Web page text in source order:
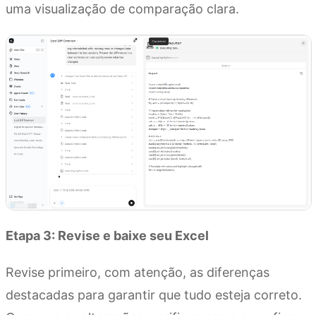
uma visualização de comparação clara.
Etapa 3: Revise e baixe seu Excel
Revise primeiro, com atenção, as diferenças
destacadas para garantir que tudo esteja correto.